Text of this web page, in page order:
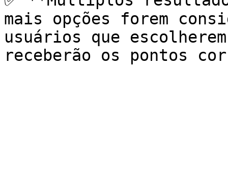
mais opções forem
usuários que